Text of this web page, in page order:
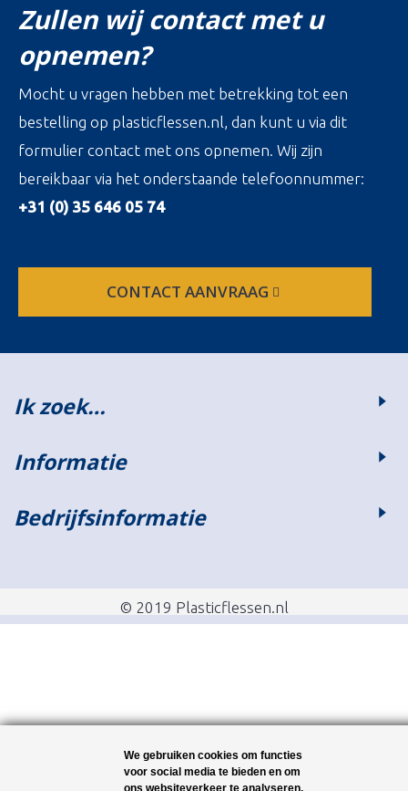
Zullen wij contact met u
opnemen?
Mocht u vragen hebben met betrekking tot een
bestelling op plasticflessen.nl, dan kunt u via dit
formulier contact met ons opnemen. Wij zijn
bereikbaar via het onderstaande telefoonnummer:
+31 (0) 35 646 05 74
CONTACT AANVRAAG
Ik zoek…
Informatie
Bedrijfsinformatie
© 2019 Plasticflessen.nl
We gebruiken cookies om functies
voor social media te bieden en om
ons websiteverkeer te analyseren.